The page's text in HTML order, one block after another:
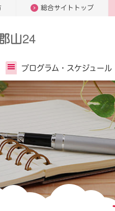
総合サイトトップ
山24
プログラム・ スケジュール